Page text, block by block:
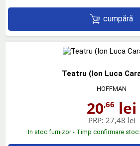
cumpără
Teatru (Ion Luca
HOFFMAN
20,66 lei
PRP: 27,48 lei
In stoc furnizor - Timp confirmare